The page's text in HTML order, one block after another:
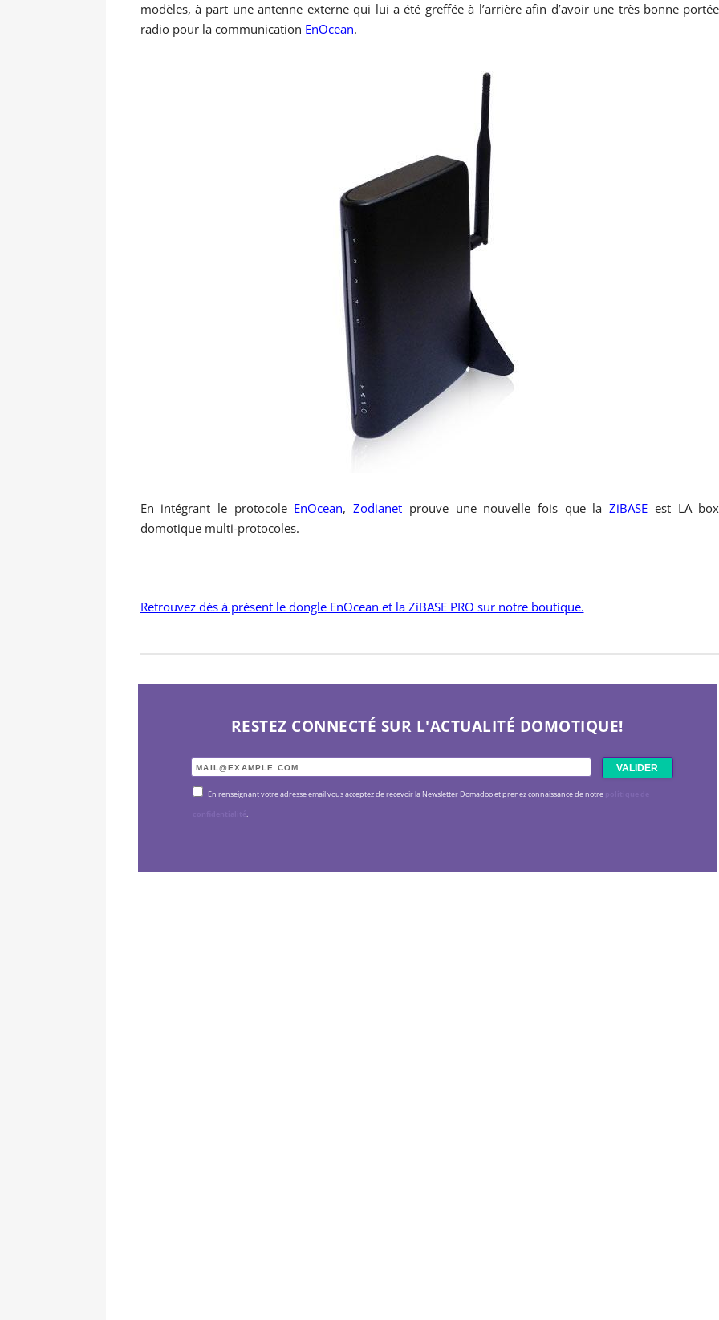
modèles, à part une antenne externe qui lui a été greffée à l’arrièreafin d’avoir une très bonne portée
radiopour la communication EnOcean.
En intégrant le protocole EnOcean,Zodianet prouve une nouvelle fois que laZiBASE est LA box
domotique multi-protocoles.
Retrouvez dès à présent le dongle EnOcean et la ZiBASE PRO sur notre boutique.
RESTEZ CONNECTÉ SUR L'ACTUALITÉ DOMOTIQUE!
En renseignant votre adresse email vous acceptez de recevoir la Newsletter Domadoo et prenez connaissance de notre
.